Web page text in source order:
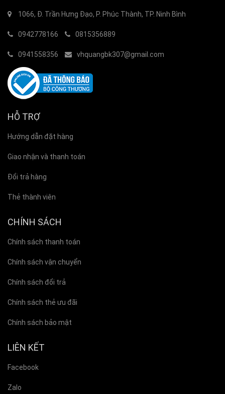
1066, Đ. Trần Hưng Đạo, P. Phúc Thành, TP. Ninh Bình
0942778166 0815356889
0941558356 vhquangbk307@gmail.com
HỖ TRỢ
Hướng dẫn đặt hàng
Giao nhận và thanh toán
Đổi trả hàng
Thẻ thành viên
CHÍNH SÁCH
Chính sách thanh toán
Chính sách vận chuyển
Chính sách đổi trả
Chính sách thẻ ưu đãi
Chính sách bảo mật
LIÊN KẾT
Facebook
Zalo